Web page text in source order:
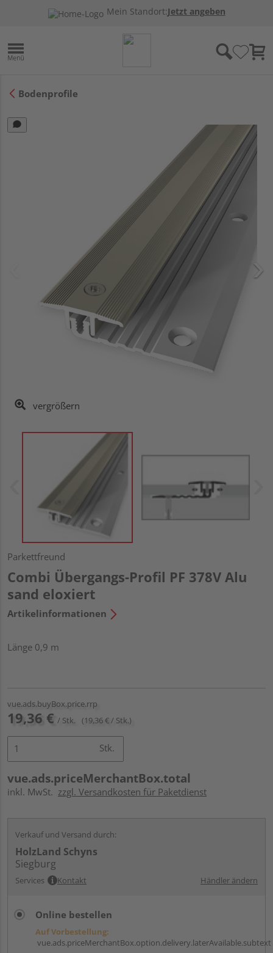
Mein Standort:Jetzt angeben
Bodenprofile
vergrößern
Parkettfreund
Combi Übergangs-Profil PF 378V Alu
sand eloxiert
Artikelinformationen
Länge 0,9 m
vue.ads.buyBox.price.rrp
19,36 € / Stk. (19,36 € / Stk.)
Stk.
vue.ads.priceMerchantBox.total
inkl. MwSt. zzgl. Versandkosten für Paketdienst
Verkauf und Versand durch:
HolzLand Schyns
Siegburg
Services Kontakt Händler ändern
Online bestellen
Auf Vorbestellung:
vue.ads.priceMerchantBox.option.delivery.laterAvailable.subtext